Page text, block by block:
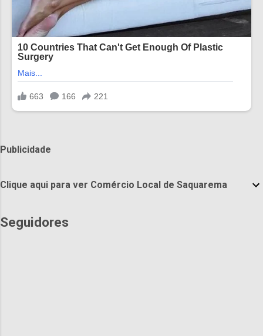
Publicidade
Clique aqui para ver Comércio Local de Saquarema
Seguidores